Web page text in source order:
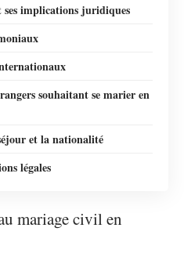
implications juridiques
souhaitant se marier en
et la nationalité
légales
mariage civil en